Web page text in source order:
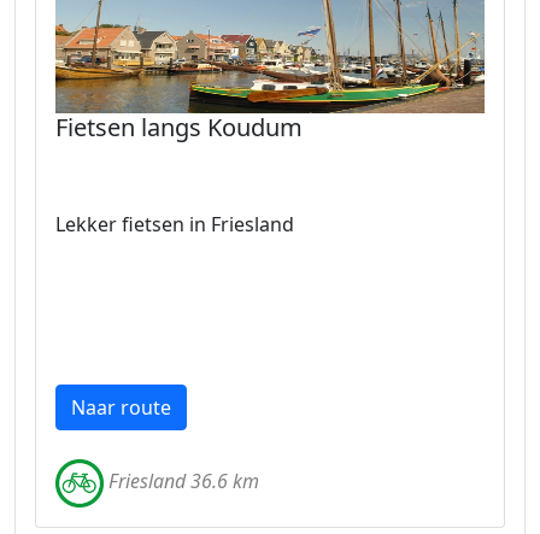
Fietsen langs Koudum
Lekker fietsen in Friesland
Naar route
Friesland 36.6 km